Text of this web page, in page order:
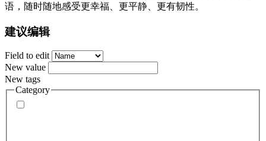
语，随时随地感受更幸福、更平静、更有韧性。
建议编辑
Field to edit
New value
New tags
Category